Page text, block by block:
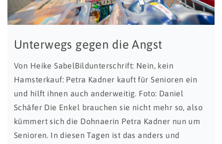
Unterwegs gegen die Angst
Von Heike SabelBildunterschrift: Nein, kein
Hamsterkauf: Petra Kadner kauft für Senioren ein
und hilft ihnen auch anderweitig. Foto: Daniel
Schäfer Die Enkel brauchen sie nicht mehr so, also
kümmert sich die Dohnaerin Petra Kadner nun um
Senioren. In diesen Tagen ist das anders und